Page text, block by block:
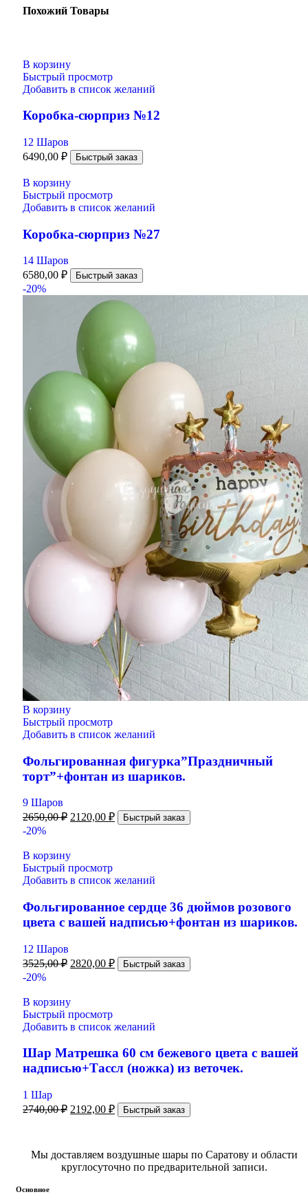
Похожий Товары
В корзину
Быстрый просмотр
Добавить в список желаний
Коробка-сюрприз №12
12 Шаров
6490,00 ₽ Быстрый заказ
В корзину
Быстрый просмотр
Добавить в список желаний
Коробка-сюрприз №27
14 Шаров
6580,00 ₽ Быстрый заказ
-20%
В корзину
Быстрый просмотр
Добавить в список желаний
Фольгированная фигурка”Праздничный
торт”+фонтан из шариков.
9 Шаров
2650,00₽ 2120,00 ₽ Быстрый заказ
-20%
В корзину
Быстрый просмотр
Добавить в список желаний
Фольгированное сердце 36 дюймов розового
цвета с вашей надписью+фонтан из шариков.
12 Шаров
3525,00₽ 2820,00 ₽ Быстрый заказ
-20%
В корзину
Быстрый просмотр
Добавить в список желаний
Шар Матрешка 60 см бежевого цвета с вашей
надписью+Тассл (ножка) из веточек.
1 Шар
2740,00₽ 2192,00 ₽ Быстрый заказ
Мы доставляем воздушные шары по Саратову и области
круглосуточно по предварительной записи.
Основное